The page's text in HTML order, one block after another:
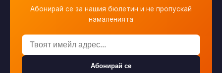
Абонирай се за нашия бюлетин и не пропускай
намаленията
Абонирай се